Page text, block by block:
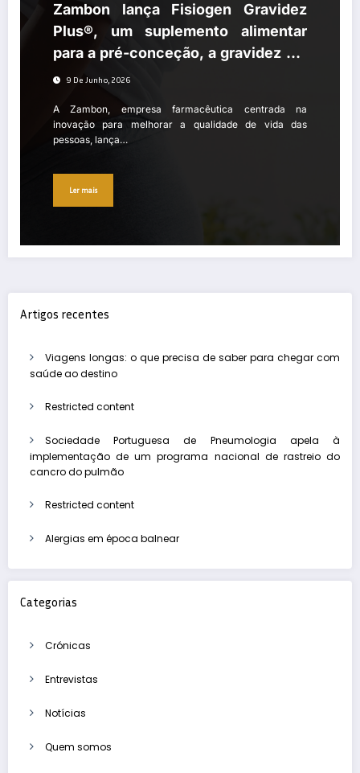
Zambon lança Fisiogen Gravidez
Plus®, um suplemento alimentar
para a pré-conceção, a gravidez e o
pós-parto
9 De Junho, 2026
A Zambon, empresa farmacêutica centrada na
inovação para melhorar a qualidade de vida das
pessoas, lança…
Ler mais
Artigos recentes
Viagens longas: o que precisa de saber para chegar com
saúde ao destino
Restricted content
Sociedade Portuguesa de Pneumologia apela à
implementação de um programa nacional de rastreio do
cancro do pulmão
Restricted content
Alergias em época balnear
Categorias
Crónicas
Entrevistas
Notícias
Quem somos